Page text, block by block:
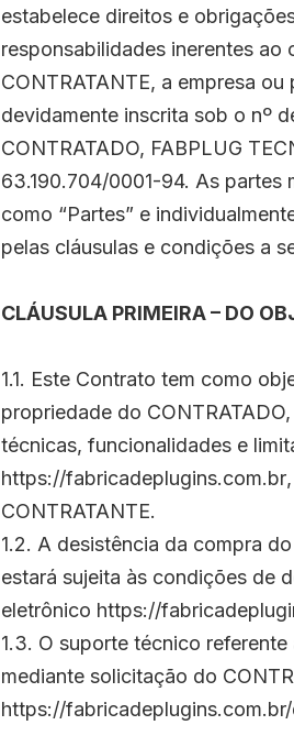
estabelece direitos e
responsabilidades inerentes
CONTRATANTE, a empresa ou
devidamente inscrita sob o nº
CONTRATADO, FABPLUG
63.190.704/0001-94. As partes
como “Partes” e
pelas cláusulas e condições a
CLÁUSULA PRIMEIRA – DO
1.1. Este Contrato tem como
propriedade do
técnicas, funcionalidades e
https://fabricadeplugins.com.br
CONTRATANTE.
1.2. A desistência da compra
estará sujeita às condições de
eletrônico https://
1.3. O suporte técnico
mediante solicitação do
https://